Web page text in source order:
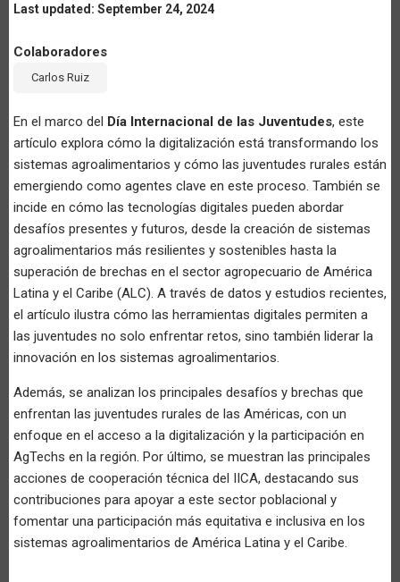
Last updated: September 24, 2024
Colaboradores
Carlos Ruiz
En el marco del Día Internacional de las Juventudes, este
artículo explora cómo la digitalización está transformando los
sistemas agroalimentarios y cómo las juventudes rurales están
emergiendo como agentes clave en este proceso. También se
incide en cómo las tecnologías digitales pueden abordar
desafíos presentes y futuros, desde la creación de sistemas
agroalimentarios más resilientes y sostenibles hasta la
superación de brechas en el sector agropecuario de América
Latina y el Caribe (ALC). A través de datos y estudios recientes,
el artículo ilustra cómo las herramientas digitales permiten a
las juventudes no solo enfrentar retos, sino también liderar la
innovación en los sistemas agroalimentarios.
Además, se analizan los principales desafíos y brechas que
enfrentan las juventudes rurales de las Américas, con un
enfoque en el acceso a la digitalización y la participación en
AgTechs en la región. Por último, se muestran las principales
acciones de cooperación técnica del IICA, destacando sus
contribuciones para apoyar a este sector poblacional y
fomentar una participación más equitativa e inclusiva en los
sistemas agroalimentarios de América Latina y el Caribe.